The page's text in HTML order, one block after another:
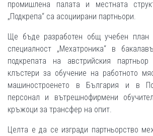
промишлена палата и местната
„Подкрепа“ са асоциирани партньори.
Ще бъде разработен общ учебен план
специалност „Мехатроника“ в
подкрепата на австрийския
клъстери за обучение на работното
машиностроенето в България и в
персонал и вътрешнофирмени
кръжоци за трансфер на опит.
Целта е да се изгради партньорство